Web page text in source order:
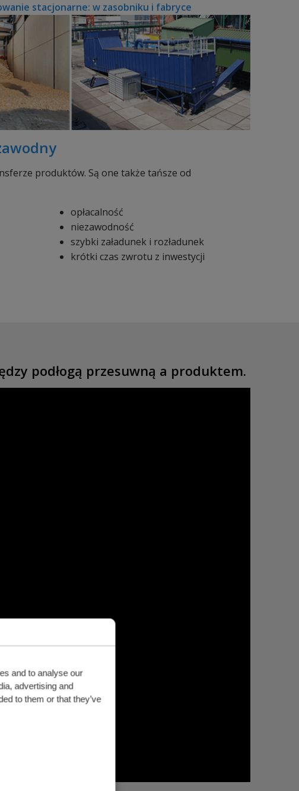
and to analyse our
advertising and
to them or that they’ve
stacjonarne: w zasobniku i fabryce
produktów. Są one także tańsze od
opłacalność
niezawodność
szybki załadunek i rozładunek
krótki czas zwrotu z inwestycji
podłogą przesuwną a produktem.